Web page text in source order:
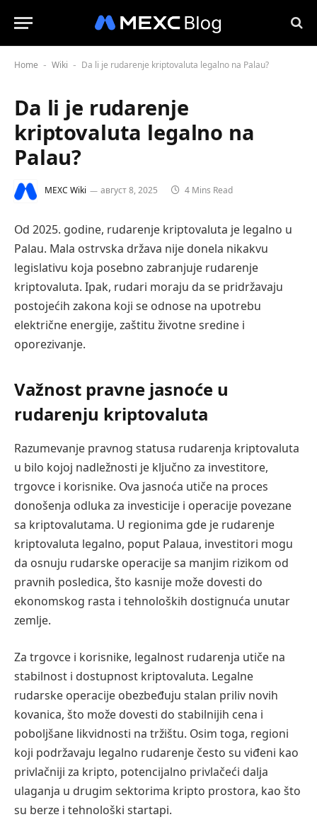
Home - Wiki - Da li je rudarenje kriptovaluta legalno na Palau?
Da li je rudarenje
kriptovaluta legalno na
Palau?
MEXC Wiki август 8, 2025 4 Mins Read
Od 2025. godine, rudarenje kriptovaluta je legalno u
Palau. Mala ostrvska država nije donela nikakvu
legislativu koja posebno zabranjuje rudarenje
kriptovaluta. Ipak, rudari moraju da se pridržavaju
postojećih zakona koji se odnose na upotrebu
električne energije, zaštitu životne sredine i
oporezivanje.
Važnost pravne jasnoće u
rudarenju kriptovaluta
Razumevanje pravnog statusa rudarenja kriptovaluta
u bilo kojoj nadležnosti je ključno za investitore,
trgovce i korisnike. Ova jasnoća utiče na proces
donošenja odluka za investicije i operacije povezane
sa kriptovalutama. U regionima gde je rudarenje
kriptovaluta legalno, poput Palaua, investitori mogu
da osnuju rudarske operacije sa manjim rizikom od
pravnih posledica, što kasnije može dovesti do
ekonomskog rasta i tehnoloških dostignuća unutar
zemlje.
Za trgovce i korisnike, legalnost rudarenja utiče na
stabilnost i dostupnost kriptovaluta. Legalne
rudarske operacije obezbeđuju stalan priliv novih
kovanica, što može dovesti do stabilnijih cena i
poboljšane likvidnosti na tržištu. Osim toga, regioni
koji podržavaju legalno rudarenje često su viđeni kao
privlačniji za kripto, potencijalno privlačeći dalja
ulaganja u drugim sektorima kripto prostora, kao što
su berze i tehnološki startapi.